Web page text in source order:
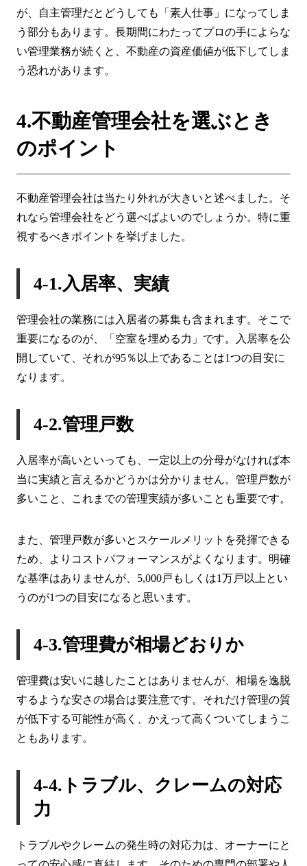
が、自主管理だとどうしても「素人仕事」になってしま
う部分もあります。長期間にわたってプロの手によらな
い管理業務が続くと、不動産の資産価値が低下してしま
う恐れがあります。
4.不動産管理会社を選ぶとき
のポイント
不動産管理会社は当たり外れが大きいと述べました。そ
れなら管理会社をどう選べばよいのでしょうか。特に重
視するべきポイントを挙げました。
4-1.入居率、実績
管理会社の業務には入居者の募集も含まれます。そこで
重要になるのが、「空室を埋める力」です。入居率を公
開していて、それが95％以上であることは1つの目安に
なります。
4-2.管理戸数
入居率が高いといっても、一定以上の分母がなければ本
当に実績と言えるかどうかは分かりません。管理戸数が
多いこと、これまでの管理実績が多いことも重要です。
また、管理戸数が多いとスケールメリットを発揮できる
ため、よりコストパフォーマンスがよくなります。明確
な基準はありませんが、5,000戸もしくは1万戸以上とい
うのが1つの目安になると思います。
4-3.管理費が相場どおりか
管理費は安いに越したことはありませんが、相場を逸脱
するような安さの場合は要注意です。それだけ管理の質
が低下する可能性が高く、かえって高くついてしまうこ
ともあります。
4-4.トラブル、クレームの対応
力
トラブルやクレームの発生時の対応力は、オーナーにと